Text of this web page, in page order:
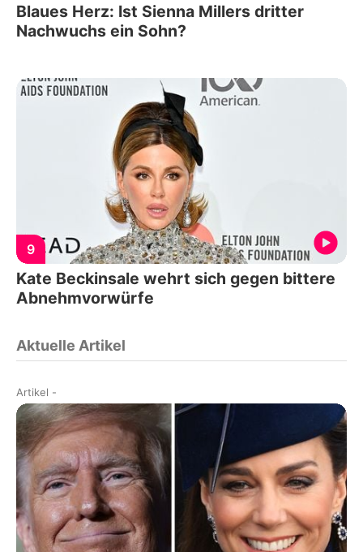
Blaues Herz: Ist Sienna Millers dritter
Nachwuchs ein Sohn?
9
Kate Beckinsale wehrt sich gegen bittere
Abnehmvorwürfe
Aktuelle Artikel
Artikel -